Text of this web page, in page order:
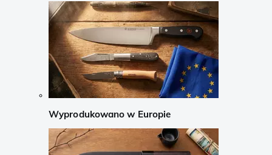
Wyprodukowano w Europie